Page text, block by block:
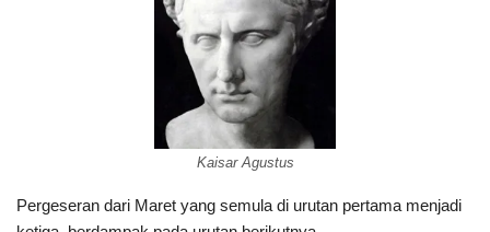
Kaisar Agustus
Pergeseran dari Maret yang semula di urutan pertama menjadi